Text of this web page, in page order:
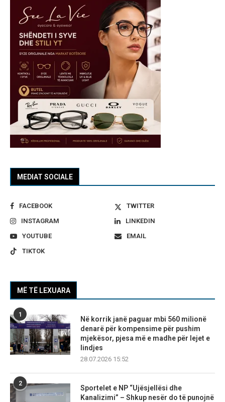
MEDIAT SOCIALE
FACEBOOK
TWITTER
INSTAGRAM
LINKEDIN
YOUTUBE
EMAIL
TIKTOK
MË TË LEXUARA
1
Në korrik janë paguar mbi 560 milionë
denarë për kompensime për pushim
mjekësor, pjesa më e madhe për lejet e
lindjes
28.07.2026 15:52
2
Sportelet e NP “Ujësjellësi dhe
Kanalizimi” – Shkup nesër do të punojnë